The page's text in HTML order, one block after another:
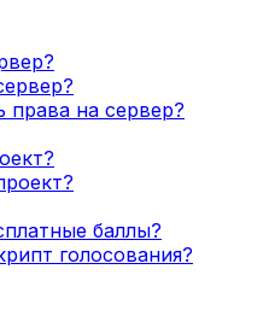
права на сервер?
баллы?
голосования?